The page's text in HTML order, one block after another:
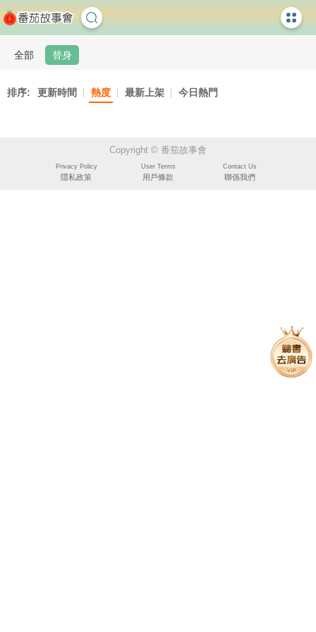
全部 替身
排序: 更新時間 熱度 最新上架 今日熱門
Copyright © 番茄故事會
Privacy Policy
隱私政策
User Terms
用戶條款
Contact Us
聯係我們